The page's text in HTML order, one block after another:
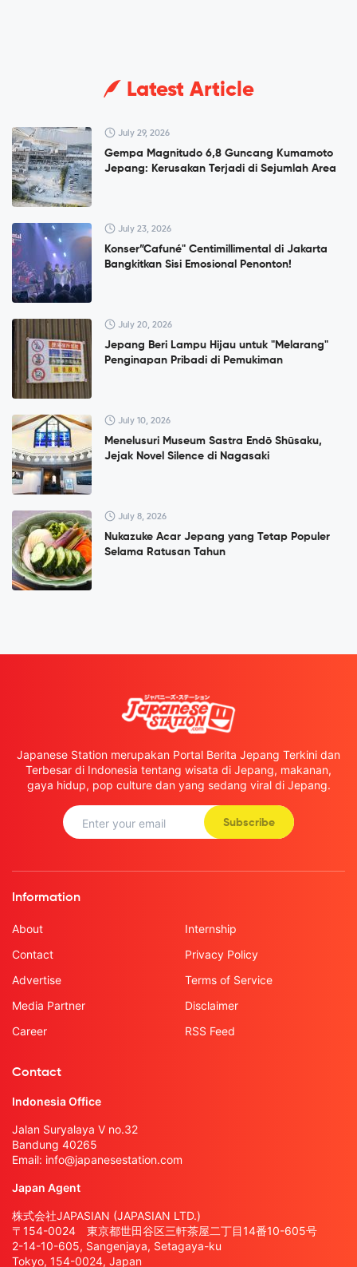
Latest Article
July 29, 2026
Gempa Magnitudo 6,8 Guncang Kumamoto
Jepang: Kerusakan Terjadi di Sejumlah Area
July 23, 2026
Konser”Cafuné" Centimillimental di Jakarta
Bangkitkan Sisi Emosional Penonton!
July 20, 2026
Jepang Beri Lampu Hijau untuk "Melarang"
Penginapan Pribadi di Pemukiman
July 10, 2026
Menelusuri Museum Sastra Endō Shūsaku,
Jejak Novel Silence di Nagasaki
July 8, 2026
Nukazuke Acar Jepang yang Tetap Populer
Selama Ratusan Tahun
Japanese Station merupakan Portal Berita Jepang Terkini dan
Terbesar di Indonesia tentang wisata di Jepang, makanan,
gaya hidup, pop culture dan yang sedang viral di Jepang.
Subscribe
Information
About
Contact
Advertise
Media Partner
Career
Internship
Privacy Policy
Terms of Service
Disclaimer
RSS Feed
Contact
Indonesia Office
Jalan Suryalaya V no.32
Bandung 40265
Email: info@japanesestation.com
Japan Agent
株式会社JAPASIAN (JAPASIAN LTD.)
〒154-0024 東京都世田谷区三軒茶屋二丁目14番10-605号
2-14-10-605, Sangenjaya, Setagaya-ku
Tokyo, 154-0024, Japan